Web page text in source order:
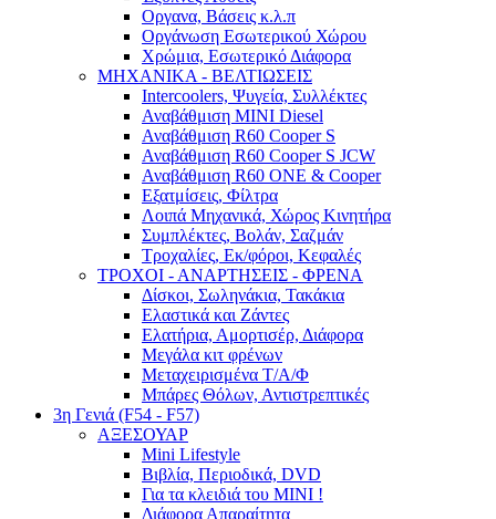
Οργανα, Βάσεις κ.λ.π
Οργάνωση Εσωτερικού Χώρου
Χρώμια, Εσωτερικό Διάφορα
ΜΗΧΑΝΙΚΑ - ΒΕΛΤΙΩΣΕΙΣ
Intercoolers, Ψυγεία, Συλλέκτες
Αναβάθμιση MINI Diesel
Αναβάθμιση R60 Cooper S
Αναβάθμιση R60 Cooper S JCW
Αναβάθμιση R60 ONE & Cooper
Εξατμίσεις, Φίλτρα
Λοιπά Μηχανικά, Χώρος Κινητήρα
Συμπλέκτες, Βολάν, Σαζμάν
Τροχαλίες, Εκ/φόροι, Κεφαλές
ΤΡΟΧΟΙ - ΑΝΑΡΤΗΣΕΙΣ - ΦΡΕΝΑ
Δίσκοι, Σωληνάκια, Τακάκια
Ελαστικά και Ζάντες
Ελατήρια, Αμορτισέρ, Διάφορα
Μεγάλα κιτ φρένων
Μεταχειρισμένα Τ/Α/Φ
Μπάρες Θόλων, Αντιστρεπτικές
3η Γενιά (F54 - F57)
ΑΞΕΣΟΥΑΡ
Mini Lifestyle
Βιβλία, Περιοδικά, DVD
Για τα κλειδιά του MINI !
Διάφορα Απαραίτητα